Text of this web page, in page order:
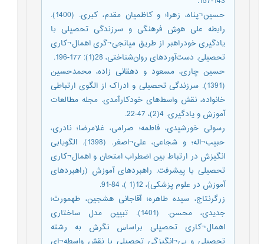
حسین¬پناه، زهرا؛ و کاظمیان مقدم، کبری. (1400).
رابطه علی هوش فرهنگی و سرزندگی تحصیلی با
یادگیری خودراهبر از طریق میانجی¬گری اهمال¬کاری
تحصیلی. دست‌آوردهای روان‌شناختی، 28(1): 177-196.
حسین چاری، مسعود و دهقانی زاده، محمدحسین
(1391). سرزندگی تحصیلی و ادراک از الگوی ارتباطی
خانواده، نقش واسط‌های خودکارآمدی. مجله مطالعات
آموزش و یادگیری. 4(2)، 47-22.
رسولی خورشیدی، فاطمه؛ صرامی، غلامرضا؛ نادری،
حبیب¬اله؛ و شجاعی، علی¬اصغر. (1398). الگویابی
انگیزش در ارتباط بین اضطراب امتحان و اهمال¬کاری
تحصیلی با پیشرفت. راهبردهای آموزش (راهبردهای
آموزش در علوم پزشکی)، 12(1 )، 84-91.
زرگرنتاج، سیده طاهره؛ آقاجانی هشجین، طهمورث؛
جدیدی، محسن. (1401). تبیین مدل ساختاری
اهمال¬کاری تحصیلی براساس نگرش به رشته